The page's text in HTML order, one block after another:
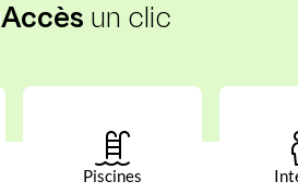
Accès un clic
Piscines